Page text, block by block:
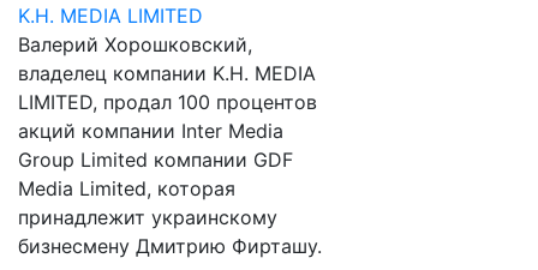
Валерий Хорошковский,
владелец компании K.H. MEDIA
LIMITED, продал 100 процентов
акций компании Inter Media
Group Limited компании GDF
Media Limited, которая
принадлежит украинскому
бизнесмену Дмитрию Фирташу.